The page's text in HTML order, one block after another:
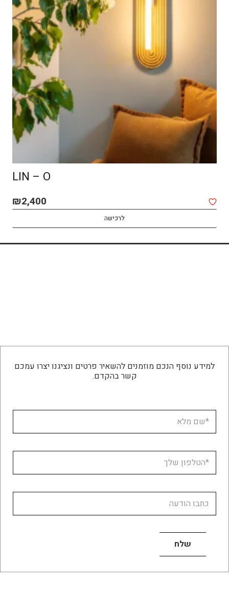
LIN – O
₪2,400
לרכישה
למידע נוסף הנכם מוזמנים להשאיר פרטים ונציגנו יצרו עמכם
קשר בהקדם.